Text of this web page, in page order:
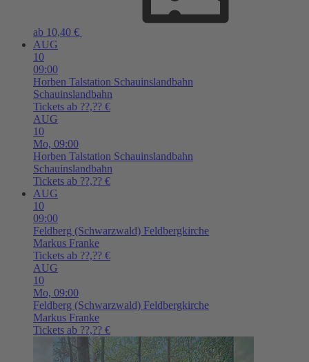
ab 10,40 €
AUG
10
09:00
Horben Talstation Schauinslandbahn
Schauinslandbahn
Tickets ab ??,?? €
AUG
10
Mo, 09:00
Horben Talstation Schauinslandbahn
Schauinslandbahn
Tickets ab ??,?? €
AUG
10
09:00
Feldberg (Schwarzwald) Feldbergkirche
Markus Franke
Tickets ab ??,?? €
AUG
10
Mo, 09:00
Feldberg (Schwarzwald) Feldbergkirche
Markus Franke
Tickets ab ??,?? €